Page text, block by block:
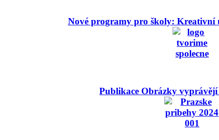
Nové programy pro školy: Kreativní
Publikace Obrázky